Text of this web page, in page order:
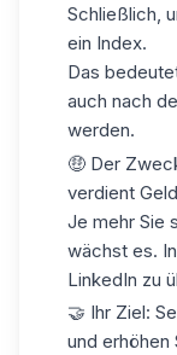
Schließlich,
ein Index.
Das
auch nach
werden.
🤑 Der
verdient Geld
Je mehr Sie
wächst es.
LinkedIn zu
🤝 Ihr Ziel:
und erhöhen